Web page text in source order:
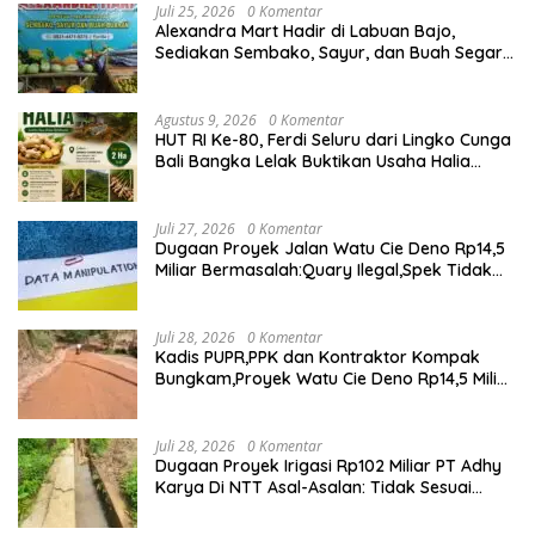
Juli 25, 2026 0 Komentar
Alexandra Mart Hadir di Labuan Bajo,
Sediakan Sembako, Sayur, dan Buah Segar
Agustus 9, 2026 0 Komentar
HUT RI Ke-80, Ferdi Seluru dari Lingko Cunga
Bali Bangka Lelak Buktikan Usaha Halia
Juli 27, 2026 0 Komentar
Dugaan Proyek Jalan Watu Cie Deno Rp14,5
Miliar Bermasalah:Quary Ilegal,Spek Tidak
Juli 28, 2026 0 Komentar
Kadis PUPR,PPK dan Kontraktor Kompak
Bungkam,Proyek Watu Cie Deno Rp14,5 Miliar
Juli 28, 2026 0 Komentar
Dugaan Proyek Irigasi Rp102 Miliar PT Adhy
Karya Di NTT Asal-Asalan: Tidak Sesuai